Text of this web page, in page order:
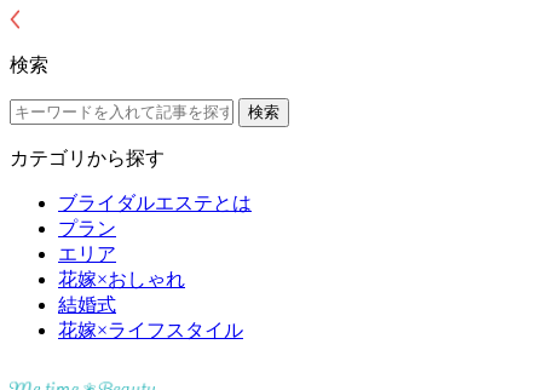
検索
カテゴリから探す
ブライダルエステとは
プラン
エリア
花嫁×おしゃれ
結婚式
花嫁×ライフスタイル